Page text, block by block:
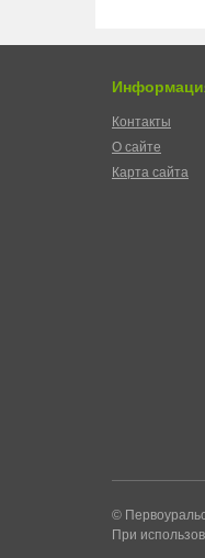
Контакты
О сайте
Карта сайта
©
При